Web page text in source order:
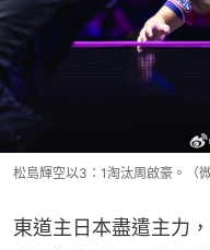
松島輝空以3：1淘汰周啟豪。（
東道主日本盡遣主力